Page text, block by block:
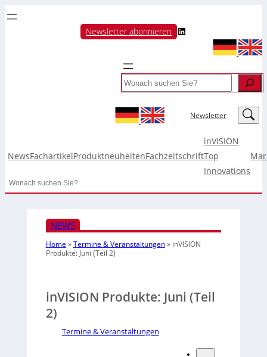
Newsletter abonnieren LinkedIn
Search
Newsletter LinkedIn
NewsFachartikelProduktneuheitenFachzeitschrift
inVISION
Top
Innovations
Search
NEWS
Home »Termine & Veranstaltungen» inVISION
Produkte: Juni (Teil 2)
inVISION Produkte: Juni (Teil
2)
Termine & Veranstaltungen